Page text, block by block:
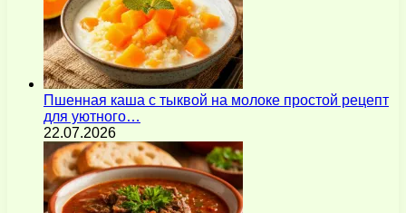
Пшенная каша с тыквой на молоке простой рецепт
для уютного…
22.07.2026